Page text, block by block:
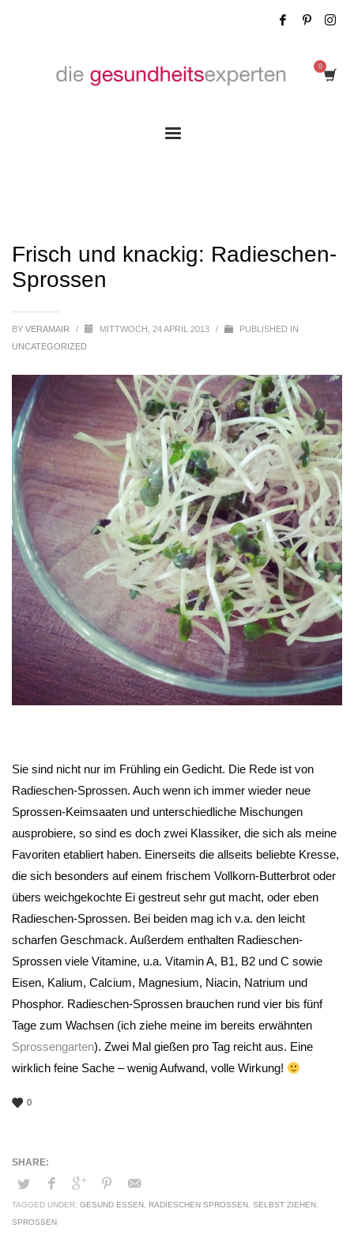
Frisch und knackig: Radieschen-
Sprossen
BY VERAMAIR / MITTWOCH, 24 APRIL 2013 /
PUBLISHED IN
UNCATEGORIZED
Sie sind nicht nur im Frühling ein Gedicht. Die Rede ist von
Radieschen-Sprossen. Auch wenn ich immer wieder neue
Sprossen-Keimsaaten und unterschiedliche Mischungen
ausprobiere, so sind es doch zwei Klassiker, die sich als meine
Favoriten etabliert haben. Einerseits die allseits beliebte Kresse,
die sich besonders auf einem frischem Vollkorn-Butterbrot oder
übers weichgekochte Ei gestreut sehr gut macht, oder eben
Radieschen-Sprossen. Bei beiden mag ich v.a. den leicht
scharfen Geschmack. Außerdem enthalten Radieschen-
Sprossen viele Vitamine, u.a. Vitamin A, B1, B2 und C sowie
Eisen, Kalium, Calcium, Magnesium, Niacin, Natrium und
Phosphor. Radieschen-Sprossen brauchen rund vier bis fünf
Tage zum Wachsen (ich ziehe meine im bereits erwähnten
Sprossengarten). Zwei Mal gießen pro Tag reicht aus. Eine
wirklich feine Sache – wenig Aufwand, volle Wirkung!
0
TAGGED UNDER: GESUND ESSEN RADIESCHEN SPROSSEN SELBST ZIEHEN
SPROSSEN